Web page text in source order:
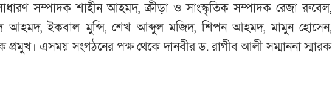
সম্পাদক শাহীন আহমদ, ক্রীড়া ও সাংস্কৃতিক সম্পাদক রেজা রুবেল,
আহমদ, ইকবাল মুন্সি, শেখ আব্দুল মজিদ, শিপন আহমদ, মামুন হোসেন,
এসময় সংগঠনের পক্ষ থেকে দানবীর ড. রাগীব আলী সম্মাননা স্মারক